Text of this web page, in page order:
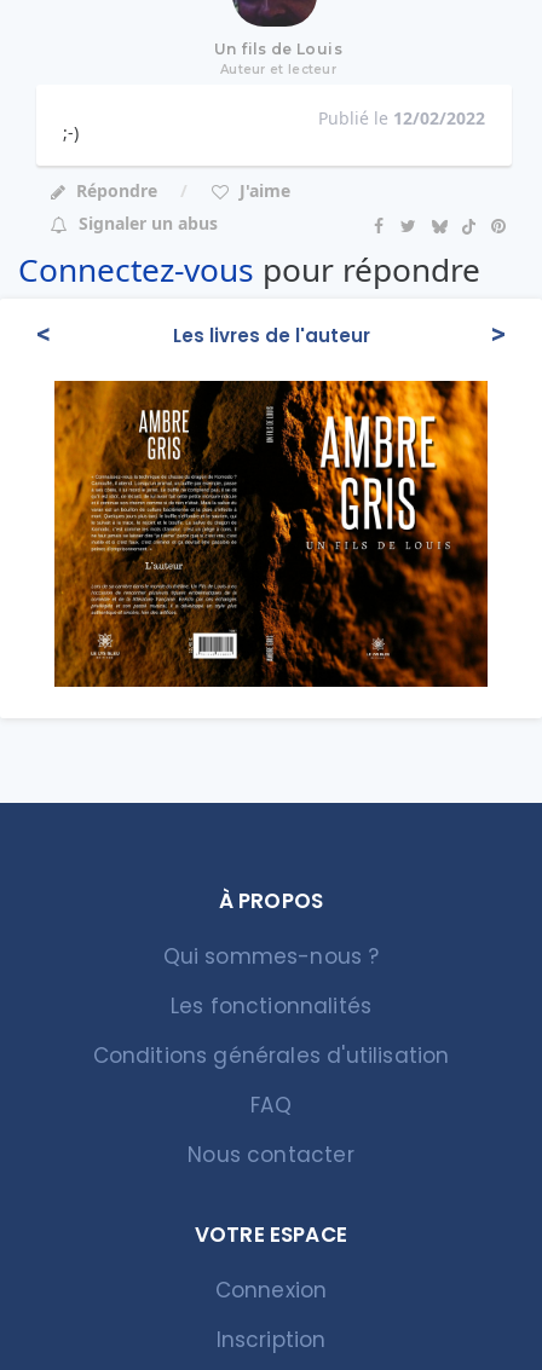
Un fils de Louis
Auteur et lecteur
Publié le 12/02/2022
;-)
Répondre
J'aime
Signaler un abus
Connectez-vous pour répondre
< Les livres de l'auteur >
À PROPOS
Qui sommes-nous ?
Les fonctionnalités
Conditions générales d'utilisation
FAQ
Nous contacter
VOTRE ESPACE
Connexion
Inscription